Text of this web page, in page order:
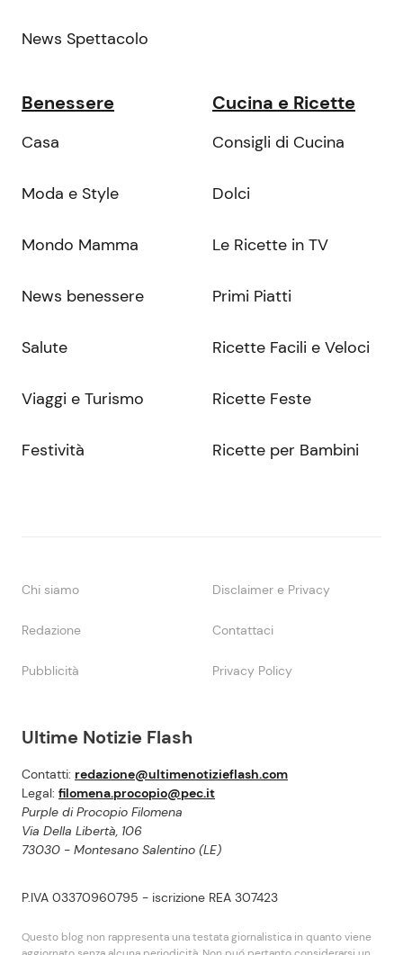
Ultime Notizie Flash
Contatti: redazione@ultimenotizieflash.com
Legal: filomena.procopio@pec.it
Purple di Procopio Filomena
Via Della Libertà, 106
73030 - Montesano Salentino (LE)
P.IVA 03370960795 - iscrizione REA 307423
Questo blog non rappresenta una testata giornalistica in quanto viene
News Spettacolo
Benessere
Casa
Moda e Style
Mondo Mamma
News benessere
Salute
Viaggi e Turismo
Festività
Cucina e Ricette
Consigli di Cucina
Dolci
Le Ricette in TV
Primi Piatti
Ricette Facili e Veloci
Ricette Feste
Ricette per Bambini
Chi siamo Disclaimer e Privacy
Redazione Contattaci
Pubblicità Privacy Policy